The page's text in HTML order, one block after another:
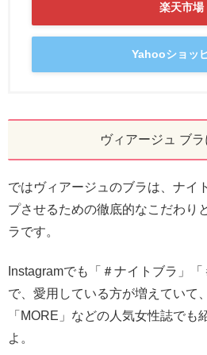
楽天市場
Yahooショッ
ヴィアージュ ブ
ではヴィアージュのブラは、ナイ
プさせるための徹底的なこだわり
ラです。
Instagramでも「＃ナイトブラ」
で、愛用している方が増えていて
「MORE」などの人気女性誌でも
よ。